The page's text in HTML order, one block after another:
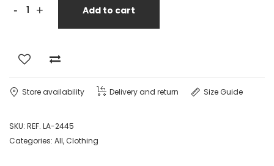
-
Tweed+ Add to cart
Store availability Delivery and return Size Guide
SKU: REF. LA-2445
Categories: All,Clothing